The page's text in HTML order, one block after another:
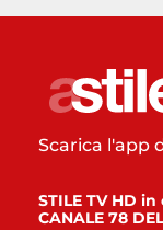
Scarica l'app
STILE TV HD
CANALE 78